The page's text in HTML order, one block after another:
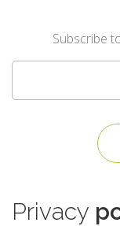
Subscribe
Privacy